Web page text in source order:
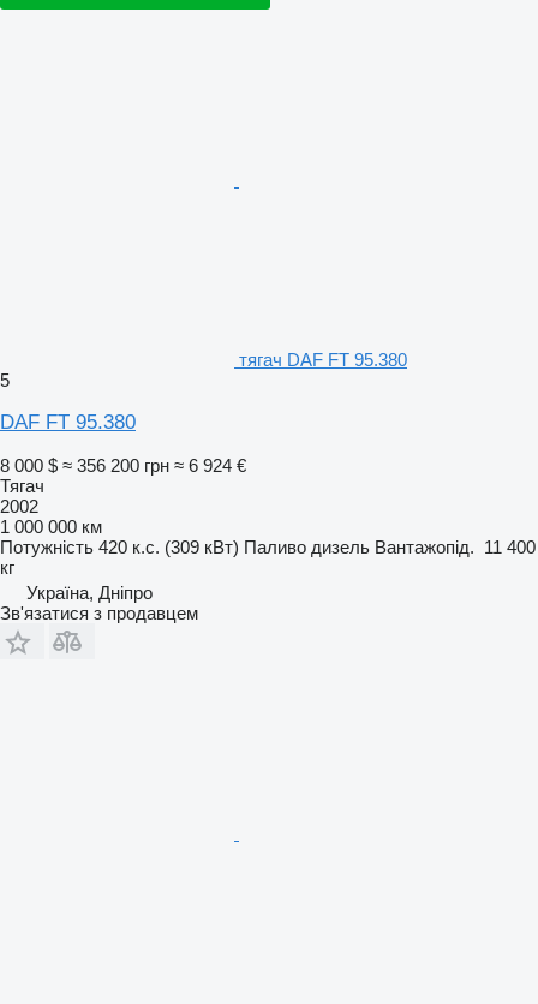
тягач DAF FT 95.380
5
DAF FT 95.380
8 000 $ ≈ 356 200 грн ≈ 6 924 €
Тягач
2002
1 000 000 км
Потужність 420 к.с. (309 кВт) Паливо дизель Вантажопід. 11 400
кг
Україна, Дніпро
Зв'язатися з продавцем